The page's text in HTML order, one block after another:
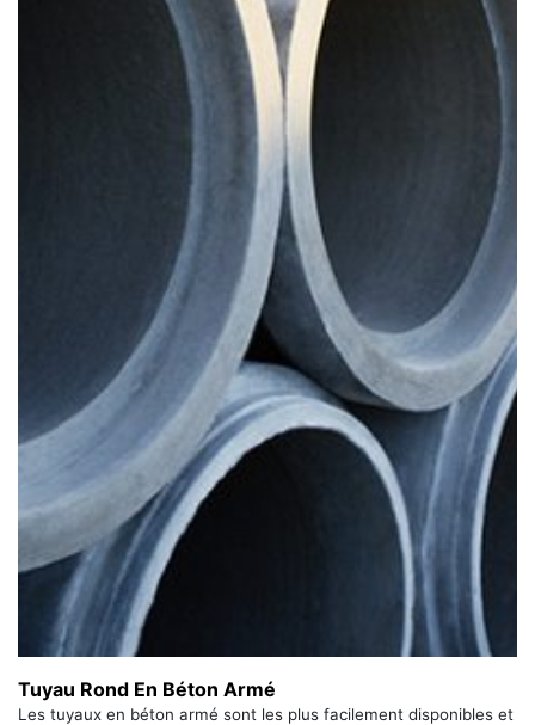
Tuyau Rond En Béton Armé
Les tuyaux en béton armé sont les plus facilement disponibles et